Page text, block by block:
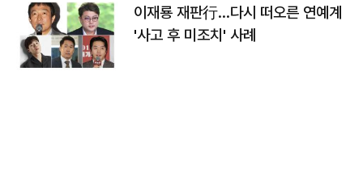
이재룡 재판行…다시 떠오른 연예계
'사고 후 미조치' 사례